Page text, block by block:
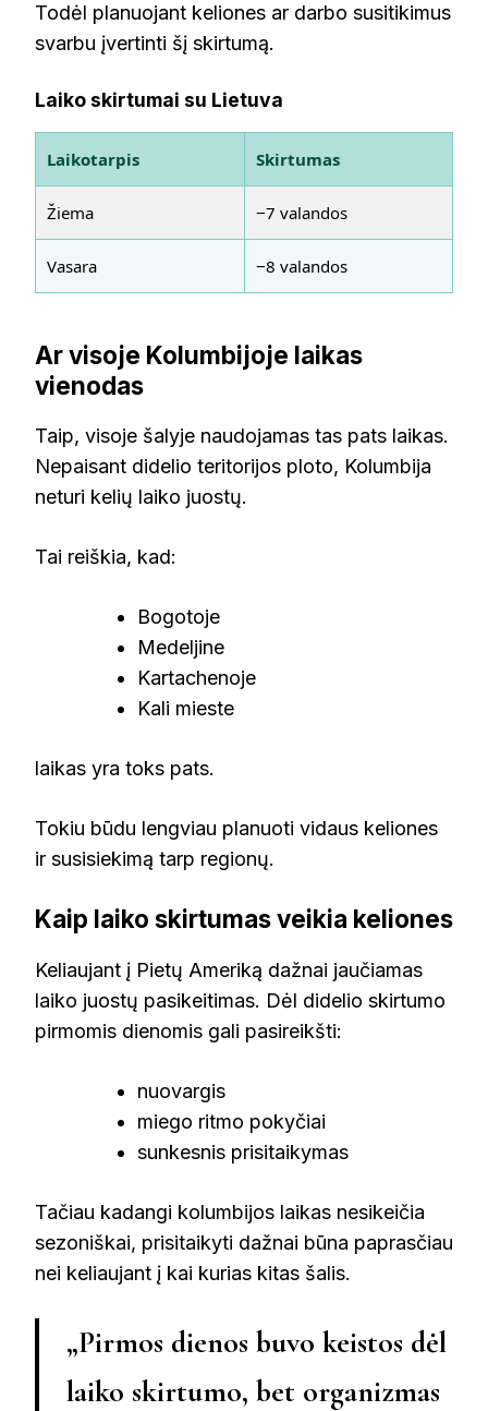
Todėl planuojant keliones ar darbo susitikimus
svarbu įvertinti šį skirtumą.
Laiko skirtumai su Lietuva
Laikotarpis Skirtumas
Žiema −7 valandos
Vasara −8 valandos
Ar visoje Kolumbijoje laikas
vienodas
Taip, visoje šalyje naudojamas tas pats laikas.
Nepaisant didelio teritorijos ploto, Kolumbija
neturi kelių laiko juostų.
Tai reiškia, kad:
Bogotoje
Medeljine
Kartachenoje
Kali mieste
laikas yra toks pats.
Tokiu būdu lengviau planuoti vidaus keliones
ir susisiekimą tarp regionų.
Kaip laiko skirtumas veikia keliones
Keliaujant į Pietų Ameriką dažnai jaučiamas
laiko juostų pasikeitimas. Dėl didelio skirtumo
pirmomis dienomis gali pasireikšti:
nuovargis
miego ritmo pokyčiai
sunkesnis prisitaikymas
Tačiau kadangi kolumbijos laikas nesikeičia
sezoniškai, prisitaikyti dažnai būna paprasčiau
nei keliaujant į kai kurias kitas šalis.
„Pirmos dienos buvo keistos dėl
laiko skirtumo, bet organizmas